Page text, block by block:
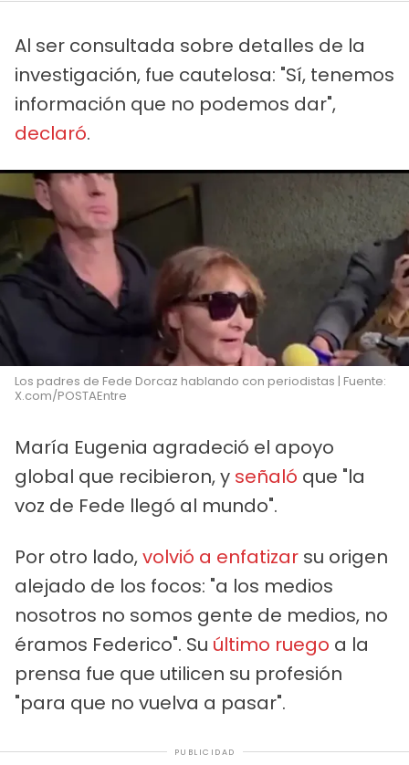
Al ser consultada sobre detalles de la
investigación, fue cautelosa: "Sí, tenemos
información que no podemos dar",
declaró.
Los padres de Fede Dorcaz hablando con periodistas | Fuente:
X.com/POSTAEntre
María Eugenia agradeció el apoyo
global que recibieron, y señaló que "la
voz de Fede llegó al mundo".
Por otro lado,volvió a enfatizar su origen
alejado de los focos: "a los medios
nosotros no somos gente de medios, no
éramos Federico". Su último ruego a la
prensa fue que utilicen su profesión
"para que no vuelva a pasar".
PUBLICIDAD